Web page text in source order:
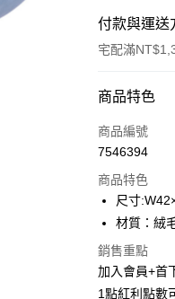
付款與運送
宅配滿
付款方式
信用卡一次付
Apple Pay
悠遊付
Google Pay
ATM付款
商品特色
商品編號
7546394
商品特色
尺寸
材質：絨
銷售重點
加入會員+首
1點紅利點數